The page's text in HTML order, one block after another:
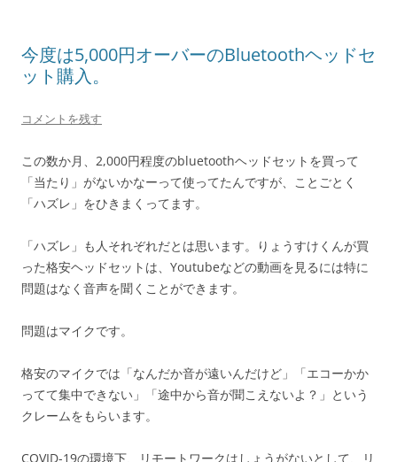
今度は5,000円オーバーのBluetoothヘッドセ
ット購入。
コメントを残す
この数か月、2,000円程度のbluetoothヘッドセットを買って
「当たり」がないかなーって使ってたんですが、ことごとく
「ハズレ」をひきまくってます。
「ハズレ」も人それぞれだとは思います。りょうすけくんが買
った格安ヘッドセットは、Youtubeなどの動画を見るには特に
問題はなく音声を聞くことができます。
問題はマイクです。
格安のマイクでは「なんだか音が遠いんだけど」「エコーかか
ってて集中できない」「途中から音が聞こえないよ？」という
クレームをもらいます。
COVID-19の環境下、リモートワークはしょうがないとして、リ